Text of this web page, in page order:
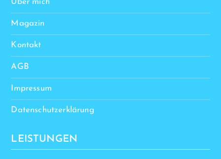
Über mich
Magazin
Kontakt
AGB
Impressum
Datenschutzerklärung
LEISTUNGEN